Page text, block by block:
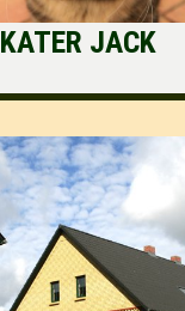
KATER JACK